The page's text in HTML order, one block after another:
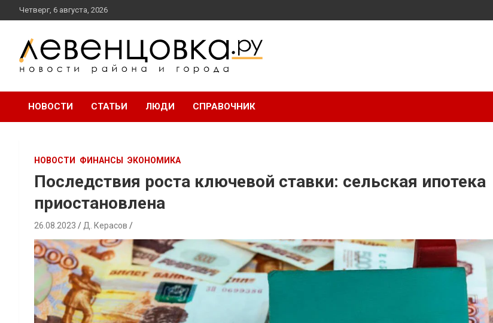
перейти
к
Четверг, 6 августа, 2026
Левенцовка Ру
НОВОСТИ СТАТЬИ ЛЮДИ СПРАВОЧНИК
НОВОСТИ ФИНАНСЫ ЭКОНОМИКА
Последствия роста ключевой ставки: сельская ипотека
приостановлена
26.08.2023 Д. Керасов